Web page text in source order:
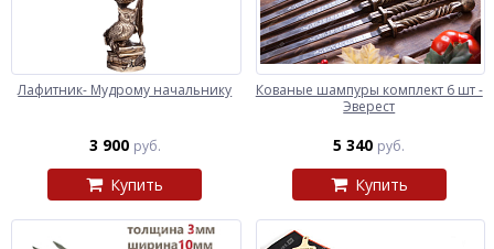
Лафитник- Мудрому начальнику
3 900 руб.
Купить
Кованые шампуры комплект 6 шт -
Эверест
5 340 руб.
Купить